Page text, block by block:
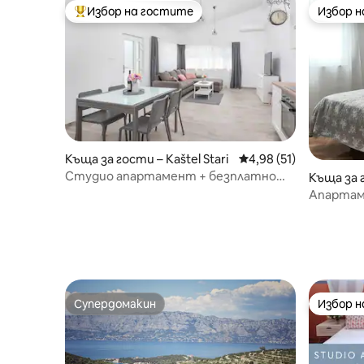
Най-популярен избор на гостите
Избор на гостите
Къща за гости – Kaštel Stari Средна оценка:
4,98 (51)
Студио апартамент + безплатно
Избор
Избор
Къща за
Супердомакин
Супердомакин Избор
Избор